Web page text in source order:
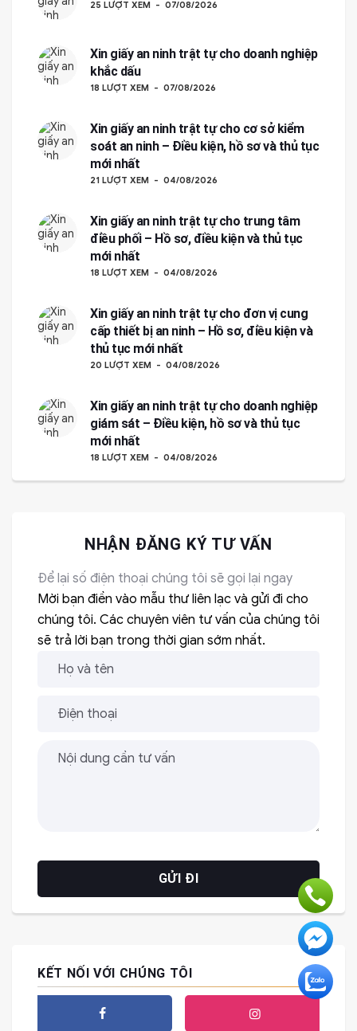
25 LƯỢT XEM 07/08/2026
Xin giấy an ninh trật tự cho doanh nghiệp
khắc dấu
18 LƯỢT XEM 07/08/2026
Xin giấy an ninh trật tự cho cơ sở kiểm
soát an ninh – Điều kiện, hồ sơ và thủ tục
mới nhất
21 LƯỢT XEM 04/08/2026
Xin giấy an ninh trật tự cho trung tâm
điều phối – Hồ sơ, điều kiện và thủ tục
mới nhất
18 LƯỢT XEM 04/08/2026
Xin giấy an ninh trật tự cho đơn vị cung
cấp thiết bị an ninh – Hồ sơ, điều kiện và
thủ tục mới nhất
20 LƯỢT XEM 04/08/2026
Xin giấy an ninh trật tự cho doanh nghiệp
giám sát – Điều kiện, hồ sơ và thủ tục
mới nhất
18 LƯỢT XEM 04/08/2026
NHẬN ĐĂNG KÝ TƯ VẤN
Để lại số điện thoại chúng tôi sẽ gọi lại ngay
Mời bạn điền vào mẫu thư liên lạc và gửi đi cho
chúng tôi. Các chuyên viên tư vấn của chúng tôi
sẽ trả lời bạn trong thời gian sớm nhất.
KẾT NỐI VỚI CHÚNG TÔI